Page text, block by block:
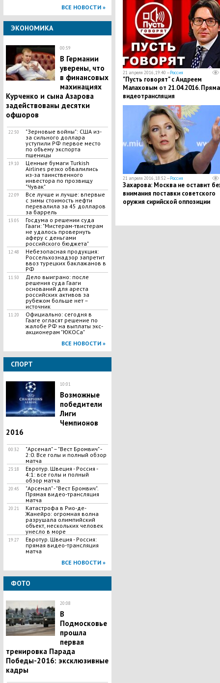
ВСЕ НОВОСТИ »
ЭКОНОМИКА
00:59
В Германии
уверены, что
в финансовых
махинациях
Курченко и сына Азарова
задействованы десятки
офшоров
22:50
"Зерновые войны": США из-
за сильного доллара
уступили РФ первое место
по объему экспорта
пшеницы
19:10
Ценные бумаги Turkish
Airlines резко обвалились
из-за таинственного
инвестора по прозвищу
"Чувак"
22:09
Все лучше и лучше: впервые
с зимы стоимость нефти
перевалила за 45 долларов
за баррель
13:05
Госдума о решении суда
Гааги: "Мистерам-твистерам
не удалось провернуть
аферу с деньгами
российского бюджета"
12:48
Небезопасная продукция:
Россельхознадзор запретит
ввоз турецких баклажанов в
РФ
11:50
Дело выиграно: после
решения суда Гааги
оснований для ареста
российских активов за
рубежом больше нет –
источник
11:20
Официально: сегодня в
Гааге огласят решение по
жалобе РФ на выплаты экс-
акционерам "ЮКОСа"
ВСЕ НОВОСТИ »
СПОРТ
10:01
Возможные
победители
Лиги
Чемпионов
2016
00:32
"​Арсенал" – "Вест Бромвич" -
2:0. Все голы и полный обзор
матча
23:18
Евротур. Швеция - Россия -
4:1: все голы и полный
обзор матча
20:45
"Арсенал" - "Вест Бромвич".
Прямая видео-трансляция
матча
20:21
Катастрофа в Рио-де-
Жанейро: огромная волна
разрушала олимпийский
объект, нескольких человек
унесло в море
19:27
Евротур. Швеция - Россия:
прямая видео-трансляция
матча
ВСЕ НОВОСТИ »
ФОТО
20:08
В
Подмосковье
прошла
первая
тренировка Парада
Победы-2016: эксклюзивные
кадры
21 апреля 2016, 19:40 —Россия
"Пусть говорят" с Андреем
Малаховым от 21.04.2016.
видеотрансляция
21 апреля 2016, 18:52 —Россия
Захарова: Москва не оставит
внимания поставки советского
оружия сирийской оппозиции